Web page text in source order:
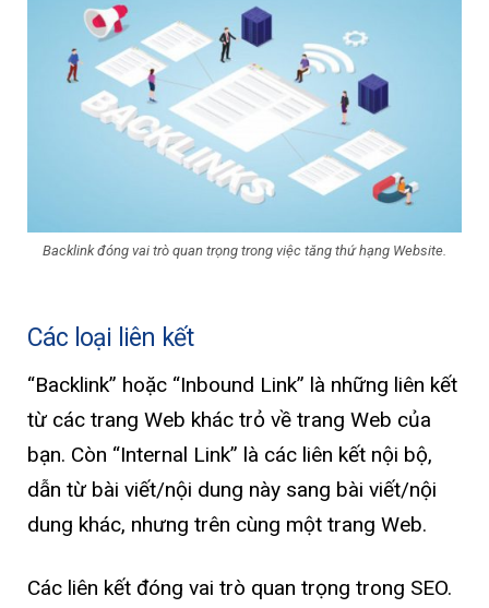
Backlink đóng vai trò quan trọng trong việc tăng thứ hạng Website.
Các loại liên kết
“Backlink” hoặc “Inbound Link” là những liên kết
từ các trang Web khác trỏ về trang Web của
bạn. Còn “Internal Link” là các liên kết nội bộ,
dẫn từ bài viết/nội dung này sang bài viết/nội
dung khác, nhưng trên cùng một trang Web.
Các liên kết đóng vai trò quan trọng trong SEO.